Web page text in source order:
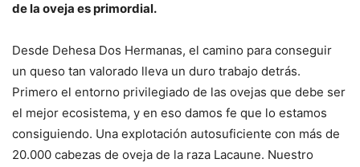
de la oveja es primordial.
Desde Dehesa Dos Hermanas, el camino para conseguir
un queso tan valorado lleva un duro trabajo detrás.
Primero el entorno privilegiado de las ovejas que debe ser
el mejor ecosistema, y en eso damos fe que lo estamos
consiguiendo. Una explotación autosuficiente con más de
20.000 cabezas de oveja de la raza Lacaune. Nuestro